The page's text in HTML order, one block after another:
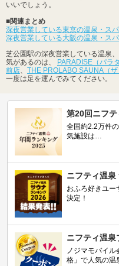
いいでしょう。
■関連まとめ
深夜営業している東京の温泉・スパ
深夜営業している大阪の温泉・スパ
芝公園駅の深夜営業している温泉
気があるのは、
PARADISE（パラ
前店、 THE PROLABO SAUNA（
一度は足を運んでみてください。
第20回ニフ
全国約2.2万件
気施設は…
ニフティ温
おふろ好きユー
決定！
ニフティ温泉
ノジマモバイ
格」で人気の温